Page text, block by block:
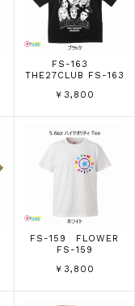
FS-163
THE27CLUB FS-163
￥3,800
FS-159 FLOWER
FS-159
￥3,800